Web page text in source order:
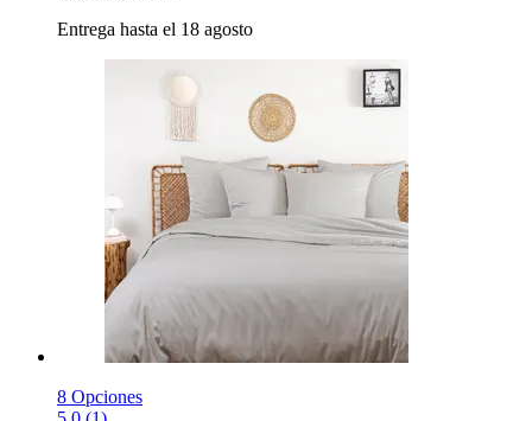
Entrega hasta el 18 agosto
8 Opciones